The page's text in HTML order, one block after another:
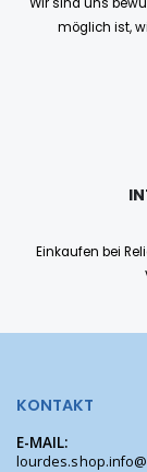
Wir sind uns
möglich ist,
Einkaufen bei
KONTAKT
E-MAIL: